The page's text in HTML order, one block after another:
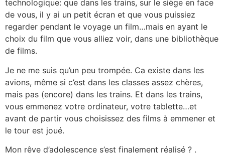
technologique: que dans les trains, sur le siège en face
de vous, il y ai un petit écran et que vous puissiez
regarder pendant le voyage un film…mais en ayant le
choix du film que vous alliez voir, dans une bibliothèque
de films.
Je ne me suis qu’un peu trompée. Ca existe dans les
avions, même si c’est dans les classes assez chères,
mais pas (encore) dans les trains. Et dans les trains,
vous emmenez votre ordinateur, votre tablette…et
avant de partir vous choisissez des films à emmener et
le tour est joué.
Mon rêve d’adolescence s’est finalement réalisé ? .